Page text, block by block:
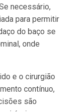
necessário,
para permitir
do baço se
onde
e o cirurgião
contínuo,
são